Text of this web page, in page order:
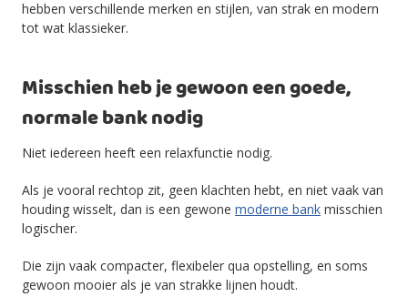
hebben verschillende merken en stijlen, van strak en modern
tot wat klassieker.
Misschien heb je gewoon een goede,
normale bank nodig
Niet iedereen heeft een relaxfunctie nodig.
Als je vooral rechtop zit, geen klachten hebt, en niet vaak van
houding wisselt, dan is een gewone moderne bank misschien
logischer.
Die zijn vaak compacter, flexibeler qua opstelling, en soms
gewoon mooier als je van strakke lijnen houdt.